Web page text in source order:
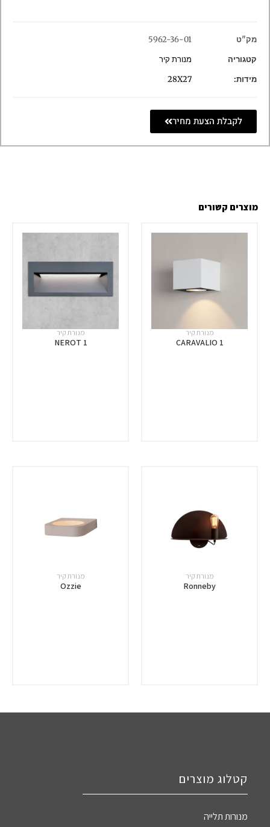
מק"ט
5962-36-01
קטגוריה
מנורת קיר
מידות:
28X27
לקבלת הצעת מחיר
מוצרים קשורים
מנורת קיר
CARAVALIO 1
מנורת קיר
NEROT 1
מנורת קיר
Ronneby
מנורת קיר
Ozzie
קטלוג מוצרים
מנורות תלייה